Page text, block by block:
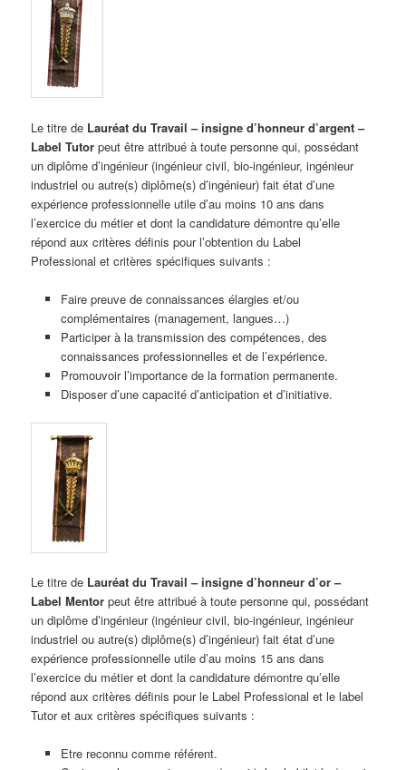
Le titre de Lauréat du Travail – insigne d’honneur d’argent –
Label Tutor peut être attribué à toute personne qui, possédant
un diplôme d’ingénieur (ingénieur civil, bio-ingénieur, ingénieur
industriel ou autre(s) diplôme(s) d’ingénieur) fait état d’une
expérience professionnelle utile d’au moins 10 ans dans
l’exercice du métier et dont la candidature démontre qu’elle
répond aux critères définis pour l’obtention du Label
Professional et critères spécifiques suivants :
Faire preuve de connaissances élargies et/ou
complémentaires (management, langues…)
Participer à la transmission des compétences, des
connaissances professionnelles et de l’expérience.
Promouvoir l’importance de la formation permanente.
Disposer d’une capacité d’anticipation et d’initiative.
Le titre de Lauréat du Travail – insigne d’honneur d’or –
Label Mentor peut être attribué à toute personne qui, possédant
un diplôme d’ingénieur (ingénieur civil, bio-ingénieur, ingénieur
industriel ou autre(s) diplôme(s) d’ingénieur) fait état d’une
expérience professionnelle utile d’au moins 15 ans dans
l’exercice du métier et dont la candidature démontre qu’elle
répond aux critères définis pour le Label Professional et le label
Tutor et aux critères spécifiques suivants :
Etre reconnu comme référent.